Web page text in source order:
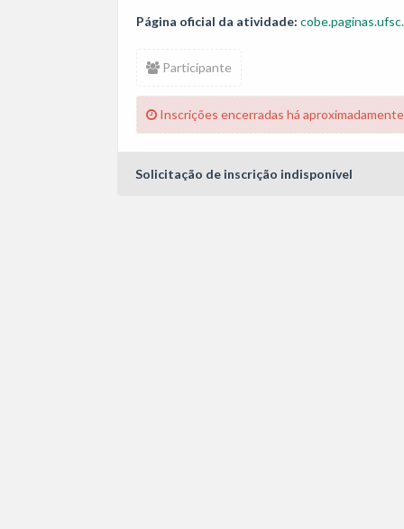
Página oficial da atividade:
Participante
Inscrições encerradas há
Solicitação de inscrição indisponível